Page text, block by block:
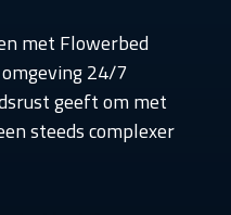
met Flowerbed
24/7
geeft om met
steeds complexer